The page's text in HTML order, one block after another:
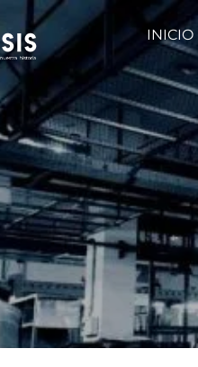
INICIO